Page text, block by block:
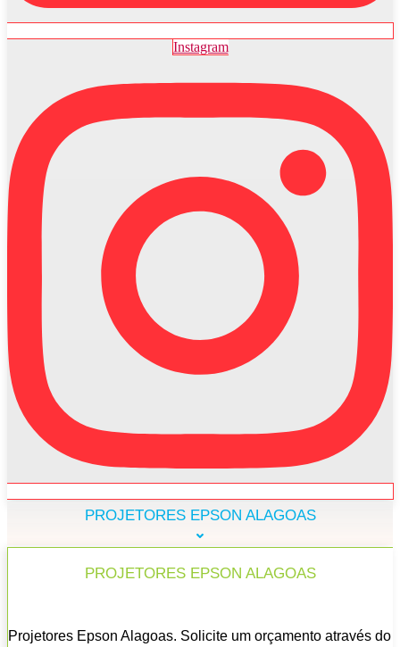
Instagram
PROJETORES EPSON ALAGOAS
PROJETORES EPSON ALAGOAS
Projetores Epson Alagoas. Solicite um orçamento através do